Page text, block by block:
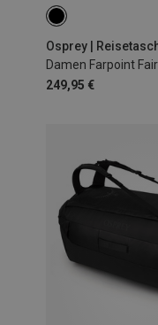
Osprey |
249,95 €
36L